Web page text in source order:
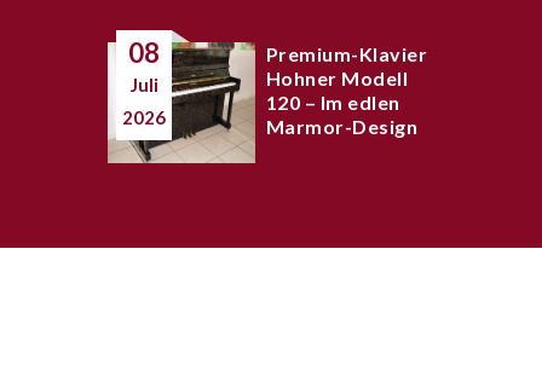
08
Juli
2026
Premium-Klavier
Hohner Modell
120 – Im edlen
Marmor-Design